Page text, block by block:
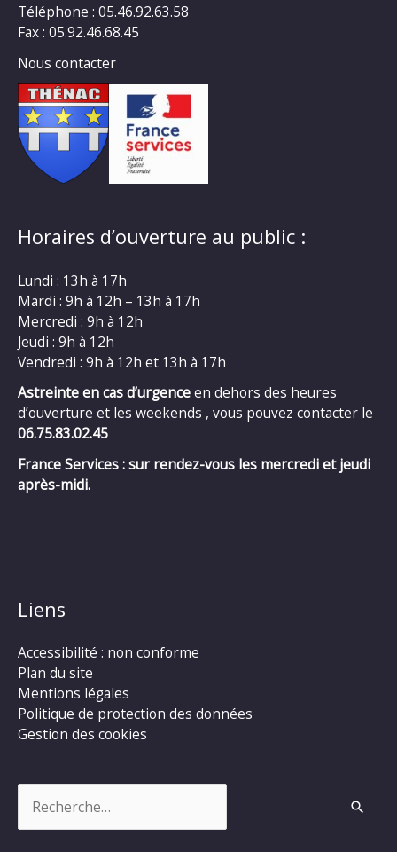
Téléphone : 05.46.92.63.58
Fax : 05.92.46.68.45
Nous contacter
Horaires d’ouverture au public :
Lundi : 13h à 17h
Mardi : 9h à 12h – 13h à 17h
Mercredi : 9h à 12h
Jeudi : 9h à 12h
Vendredi : 9h à 12h et 13h à 17h
Astreinte en cas d’urgenceen dehors des heures
d’ouverture et les weekends , vous pouvez contacter le
06.75.83.02.45
France Services : sur rendez-vous les mercredi et jeudi
après-midi.
Liens
Accessibilité : non conforme
Plan du site
Mentions légales
Politique de protection des données
Gestion des cookies